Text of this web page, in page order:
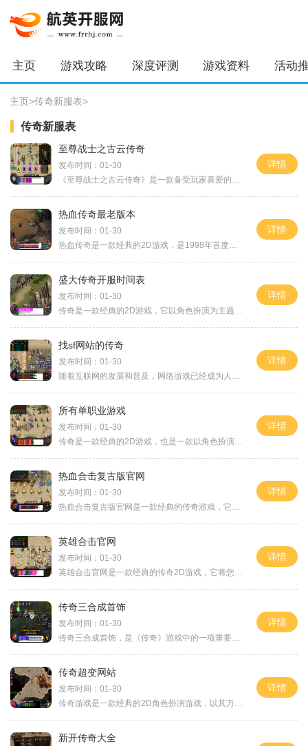
主页 游戏攻略 深度评测 游戏资料 活动
主页>传奇新服表>
传奇新服表
至尊战士之古云传奇
发布时间：01-30
《至尊战士之古云传奇》是一款备受玩家喜爱的网络游戏。该游戏以古代武侠为背景，融合了刀剑、拳法、法术等多种元素，玩家可以选择不同的角色进行冒险和战斗。我们来介绍游戏
详情
热血传奇最老版本
发布时间：01-30
热血传奇是一款经典的2D游戏，是1998年首度问世的传奇游戏最老版本。作为一款角色扮演游戏，它的最大特点就是可以与万人在线的玩家进行互动交流。玩家扮演不同职业的角色，通过
详情
盛大传奇开服时间表
发布时间：01-30
传奇是一款经典的2D游戏，它以角色扮演为主题，吸引了数百万玩家的参与。作为一款万人在线的游戏，在传奇中，玩家可以与其他玩家进行互动，组队进行副本挑战，体验4PK系统，追求
详情
找sf网站的传奇
发布时间：01-30
随着互联网的发展和普及，网络游戏已经成为人们生活中不可或缺的一部分。传奇游戏作为最具代表性的网络游戏之一，拥有广大的玩家群体和深远的影响力。而在传奇游戏中，sf网站则
详情
所有单职业游戏
发布时间：01-30
传奇是一款经典的2D游戏，也是一款以角色扮演为主题的万人在线游戏。在这个游戏中，玩家可以与其他玩家互动，完成各种任务，买卖物品，战斗敌人等等。传奇是一个互动性很强的游
详情
热血合击复古版官网
发布时间：01-30
热血合击复古版官网是一款经典的传奇游戏，它让玩家重温了曾经的热血岁月。该游戏以2D的画面风格呈现，采用了经典的角色扮演模式和万人在线的玩法，给玩家带来了丰富多样的游戏
详情
英雄合击官网
发布时间：01-30
英雄合击官网是一款经典的传奇2D游戏，它将您带入一个精彩纷呈的角色扮演世界。在这个世界里，您可以与其他玩家实时互动，并一同战斗、冒险，体验无与伦比的游戏乐趣。作为一款
详情
传奇三合成首饰
发布时间：01-30
传奇三合成首饰，是《传奇》游戏中的一项重要玩法玩家可以通过合成来提升自己的装备品质和属性。而三合成首饰是合成装备中非常关键的一环，它可以大幅提升玩家的实力和战斗能
详情
传奇超变网站
发布时间：01-30
传奇游戏是一款经典的2D角色扮演游戏，以其万人在线和玩家互动的特点而受到广大玩家的喜爱。在这个游戏中，玩家可以扮演不同的角色，与其他玩家展开激烈的战斗和冒险。传奇游戏
详情
新开传奇大全